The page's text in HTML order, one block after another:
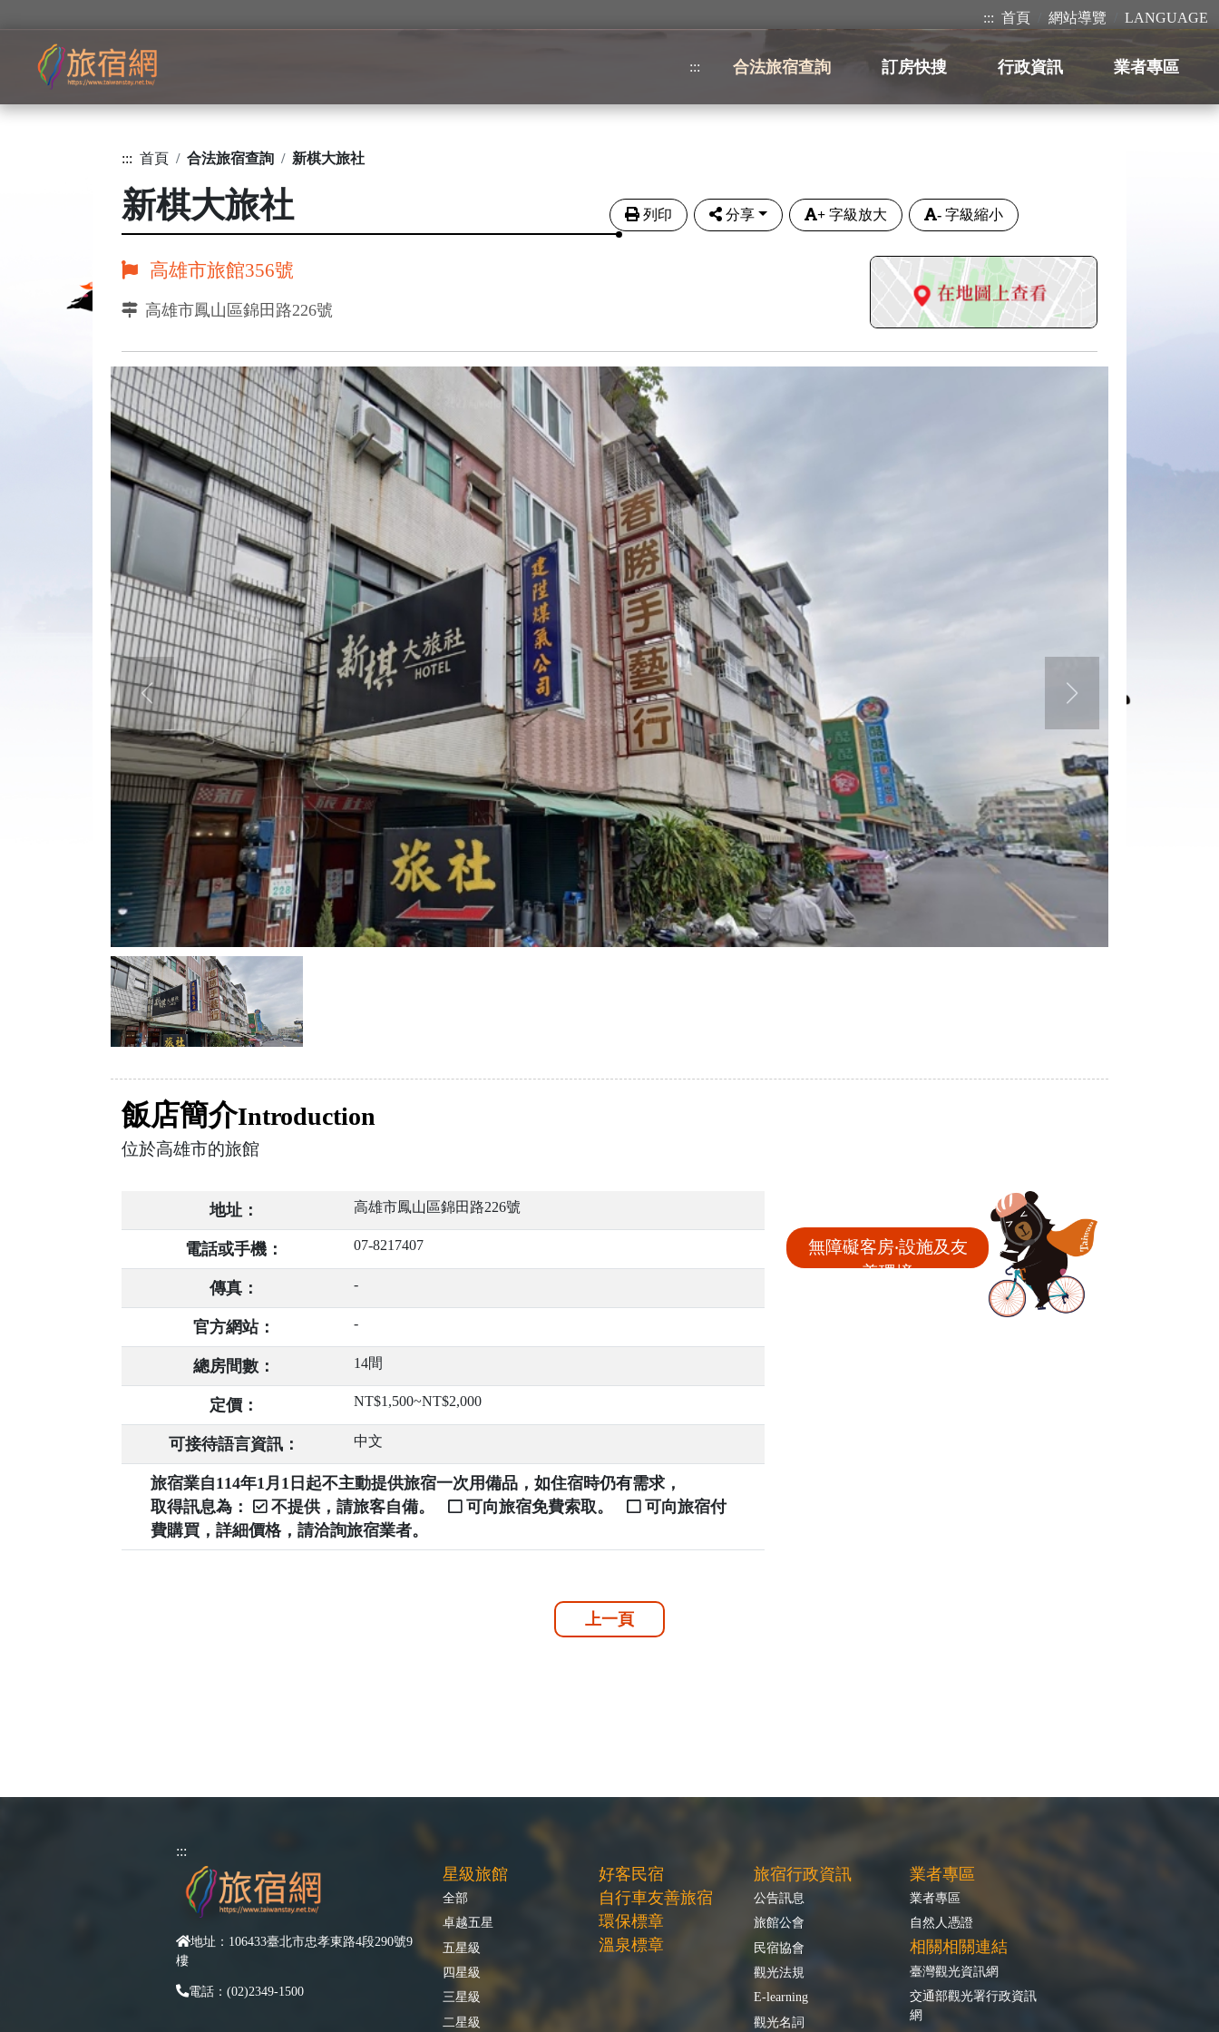
::: 首頁 網站導覽 LANGUAGE
::: 合法旅宿查詢 訂房快搜 行政資訊 業者專區
::: 首頁 合法旅宿查詢 新棋大旅社
新棋大旅社 列印 分享 + 字級放大 - 字級縮小
高雄市旅館356號
高雄市鳳山區錦田路226號
飯店簡介Introduction
位於高雄市的旅館
地址： 高雄市鳳山區錦田路226號
電話或手機： 07-8217407
傳真： -
官方網站： -
總房間數： 14間
定價： NT$1,500~NT$2,000
可接待語言資訊： 中文
旅宿業自114年1月1日起不主動提供旅宿一次用備品，如住宿時仍有需求，
取得訊息為：
不提供，請旅客自備。 可向旅宿免費索取。
可向旅宿付
費購買，詳細價格，請洽詢旅宿業者。
無障礙客房‧設施及友
善環境
上一頁
:::
地址：106433臺北市忠孝東路4段290號9
樓
電話：(02)2349-1500
星級旅館
全部
卓越五星
五星級
四星級
三星級
二星級
好客民宿
自行車友善旅宿
環保標章
溫泉標章
旅宿行政資訊
公告訊息
旅館公會
民宿協會
觀光法規
E-learning
觀光名詞
業者專區
業者專區
自然人憑證
相關相關連結
臺灣觀光資訊網
交通部觀光署行政資訊
網